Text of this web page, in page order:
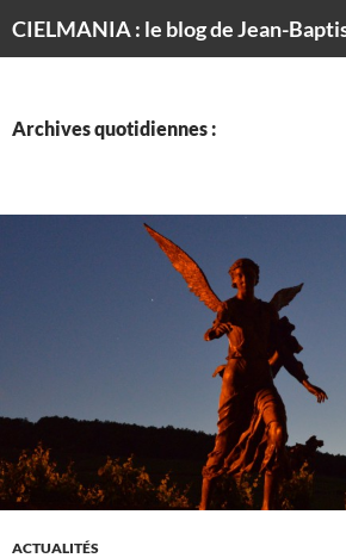
Archives quotidiennes :
ACTUALITÉS